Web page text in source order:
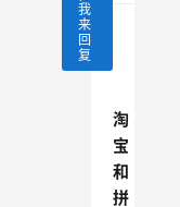
我
来
回
复
淘
宝
和
拼